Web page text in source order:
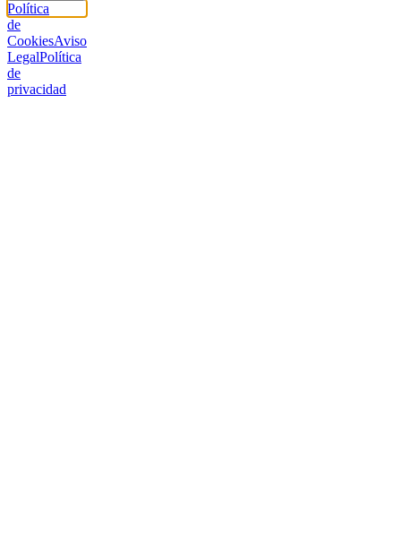
Política
de
CookiesAviso
LegalPolítica
de
privacidad